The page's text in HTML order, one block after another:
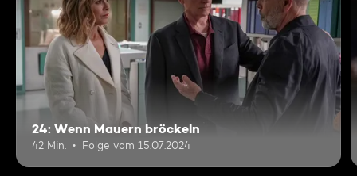
24: Wenn Mauern bröckeln
42 Min. Folge vom 15.07.2024